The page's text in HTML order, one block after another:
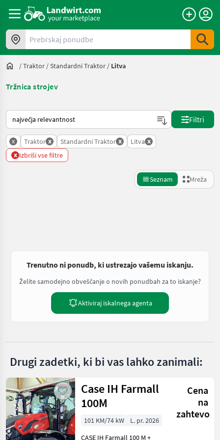
Prebrskaj ponudbe
/Traktor /Standardni Traktor / Litva
Tržnica strojev
Tako je razvrščeno na Landwirt.com
Filtri
x Traktor x Standardni Traktor x Litva x
x Izbriši vse filtre
Seznam Mreža
Trenutno ni ponudb, ki ustrezajo vašemu iskanju.
Želite samodejno obveščanje o novih ponudbah za to iskanje?
Aktiviraj iskalnega agenta
Drugi zadetki, ki bi vas lahko zanimali:
Case IH Farmall
100M
Cena
na
zahtevo
101 KM/74 kW
L. pr. 2026
CASE IH Farmall 100 M +